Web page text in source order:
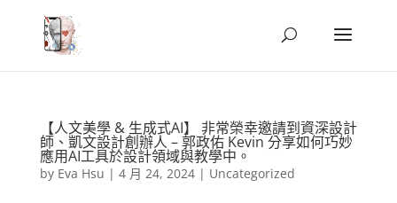
【人文美學 & 生成式AI】 非常榮幸邀請到資深設計
師、凱文設計創辦人 – 郭政佑 Kevin 分享如何巧妙
應用AI工具於設計領域與教學中。
by Eva Hsu | 4 月 24, 2024| Uncategorized